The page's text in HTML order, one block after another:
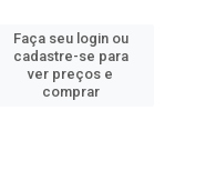
Faça seu login ou
cadastre-se para
ver preços e
comprar